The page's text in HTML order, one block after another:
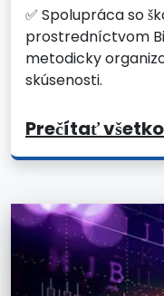
✅ Spolupráca so
prostredníctvom
metodicky
skúsenosti.
Prečítať všetko